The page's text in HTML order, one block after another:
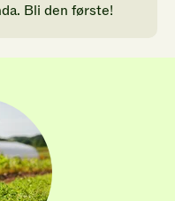
Bli den første!